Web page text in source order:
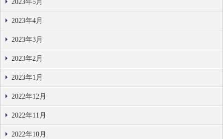
2023年5月
2023年4月
2023年3月
2023年2月
2023年1月
2022年12月
2022年11月
2022年10月